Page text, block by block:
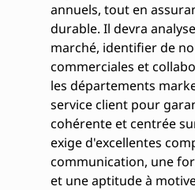
annuels, tout en
durable. Il devra
marché, identifier de
commerciales et
les départements
service client pour
cohérente et centrée
exige d'excellentes
communication, une
et une aptitude à